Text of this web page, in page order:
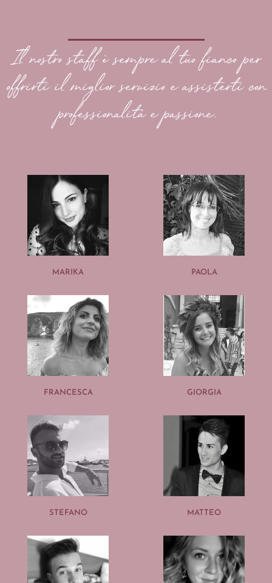
Il nostro staff è sempre al tuo fianco per
offrirti il miglior servizio e assisterti con
professionalità e passione.
MARIKA PAOLA
FRANCESCA GIORGIA
STEFANO MATTEO